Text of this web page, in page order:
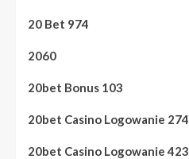
20 Bet 974
2060
20bet Bonus 103
20bet Casino Logowanie 274
20bet Casino Logowanie 423